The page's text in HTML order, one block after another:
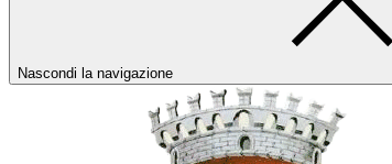
Nascondi la navigazione